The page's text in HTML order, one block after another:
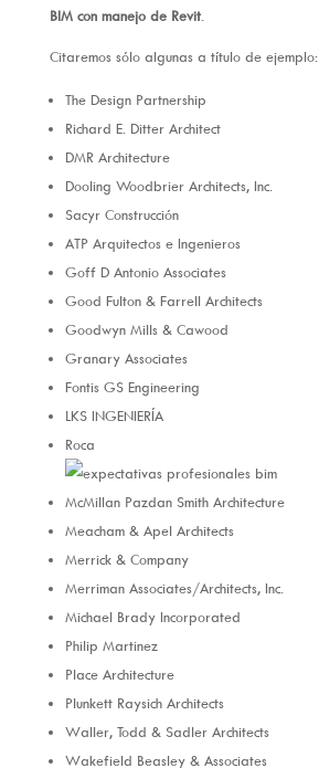
BIM con manejo de Revit.
Citaremos sólo algunas a título de ejemplo:
The Design Partnership
Richard E. Ditter Architect
DMR Architecture
Dooling Woodbrier Architects, Inc.
Sacyr Construcción
ATP Arquitectos e Ingenieros
Goff D Antonio Associates
Good Fulton & Farrell Architects
Goodwyn Mills & Cawood
Granary Associates
Fontis GS Engineering
LKS INGENIERÍA
Roca
McMillan Pazdan Smith Architecture
Meacham & Apel Architects
Merrick & Company
Merriman Associates/Architects, Inc.
Michael Brady Incorporated
Philip Martinez
Place Architecture
Plunkett Raysich Architects
Waller, Todd & Sadler Architects
Wakefield Beasley & Associates